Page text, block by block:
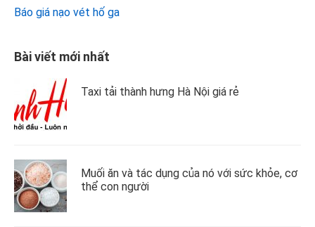
Báo giá nạo vét hố ga
Bài viết mới nhất
Taxi tải thành hưng Hà Nội giá rẻ
Muối ăn và tác dụng của nó với sức khỏe, cơ
thể con người